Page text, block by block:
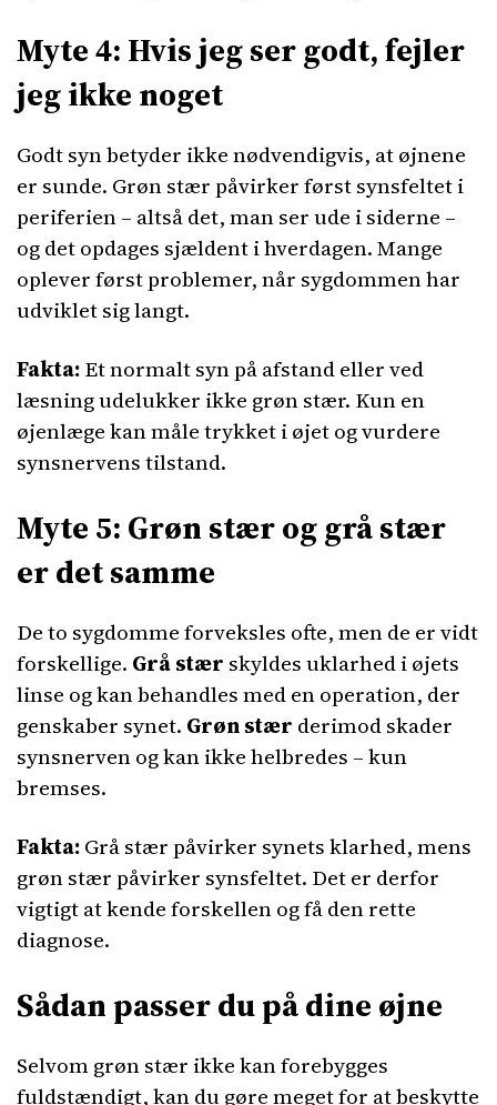
Myte 4: Hvis jeg ser godt, fejler
jeg ikke noget
Godt syn betyder ikke nødvendigvis, at øjnene
er sunde. Grøn stær påvirker først synsfeltet i
periferien – altså det, man ser ude i siderne –
og det opdages sjældent i hverdagen. Mange
oplever først problemer, når sygdommen har
udviklet sig langt.
Fakta:Et normalt syn på afstand eller ved
læsning udelukker ikke grøn stær. Kun en
øjenlæge kan måle trykket i øjet og vurdere
synsnervens tilstand.
Myte 5: Grøn stær og grå stær
er det samme
De to sygdomme forveksles ofte, men de er vidt
forskellige. Grå stær skyldes uklarhed i øjets
linse og kan behandles med en operation, der
genskaber synet. Grøn stær derimod skader
synsnerven og kan ikke helbredes – kun
bremses.
Fakta:Grå stær påvirker synets klarhed, mens
grøn stær påvirker synsfeltet. Det er derfor
vigtigt at kende forskellen og få den rette
diagnose.
Sådan passer du på dine øjne
Selvom grøn stær ikke kan forebygges
fuldstændigt, kan du gøre meget for at beskytte